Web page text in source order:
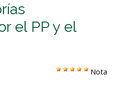
el PP y el
Nota